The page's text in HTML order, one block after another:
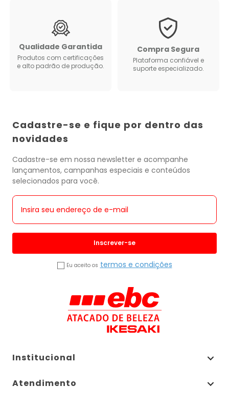
Qualidade Garantida
Produtos com certificações
e alto padrão de produção.
Compra Segura
Plataforma confiável e
suporte especializado.
Cadastre-se e fique por dentro das
novidades
Cadastre-se em nossa newsletter e acompanhe
lançamentos, campanhas especiais e conteúdos
selecionados para você.
Inscrever-se
Eu aceito os termos e condições
Institucional
Atendimento